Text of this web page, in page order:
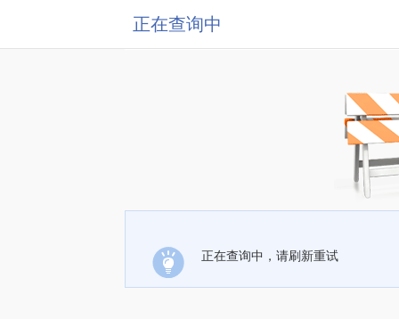
正在查询中
正在查询中，请刷新重试